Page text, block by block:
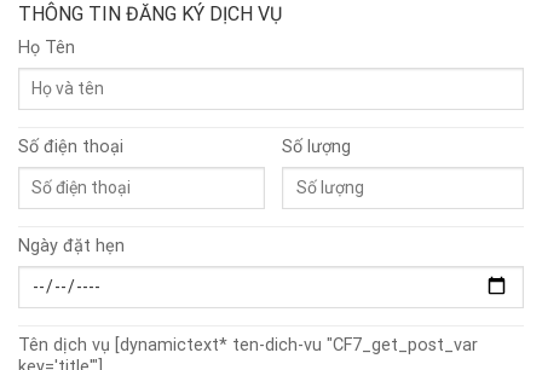
THÔNG TIN ĐĂNG KÝ DỊCH VỤ
Họ Tên
Số điện thoại Số lượng
Ngày đặt hẹn
Tên dịch vụ [dynamictext* ten-dich-vu "CF7_get_post_var